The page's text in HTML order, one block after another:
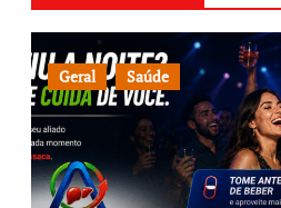
Geral Saúde